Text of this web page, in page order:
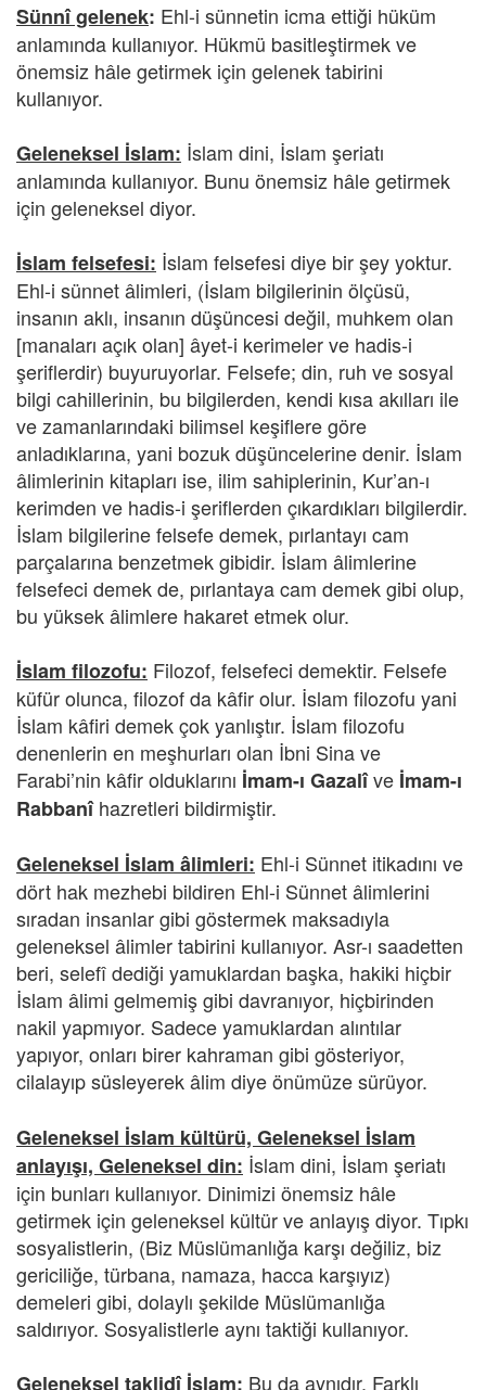
Sünnî gelenek: Ehl-i sünnetin icma ettiği hüküm
anlamında kullanıyor. Hükmü basitleştirmek ve
önemsiz hâle getirmek için gelenek tabirini
kullanıyor.
Geleneksel İslam: İslam dini, İslam şeriatı
anlamında kullanıyor. Bunu önemsiz hâle getirmek
için geleneksel diyor.
İslam felsefesi: İslam felsefesi diye bir şey yoktur.
Ehl-i sünnet âlimleri, (İslam bilgilerinin ölçüsü,
insanın aklı, insanın düşüncesi değil, muhkem olan
[manaları açık olan] âyet-i kerimeler ve hadis-i
şeriflerdir) buyuruyorlar. Felsefe; din, ruh ve sosyal
bilgi cahillerinin, bu bilgilerden, kendi kısa akılları ile
ve zamanlarındaki bilimsel keşiflere göre
anladıklarına, yani bozuk düşüncelerine denir. İslam
âlimlerinin kitapları ise, ilim sahiplerinin, Kur’an-ı
kerimden ve hadis-i şeriflerden çıkardıkları bilgilerdir.
İslam bilgilerine felsefe demek, pırlantayı cam
parçalarına benzetmek gibidir. İslam âlimlerine
felsefeci demek de, pırlantaya cam demek gibi olup,
bu yüksek âlimlere hakaret etmek olur.
İslam filozofu: Filozof, felsefeci demektir. Felsefe
küfür olunca, filozof da kâfir olur. İslam filozofu yani
İslam kâfiri demek çok yanlıştır. İslam filozofu
denenlerin en meşhurları olan İbni Sina ve
Farabi’nin kâfir olduklarını İmam-ı Gazalîve İmam-ı
Rabbanîhazretleri bildirmiştir.
Geleneksel İslam âlimleri: Ehl-i Sünnet itikadını ve
dört hak mezhebi bildiren Ehl-i Sünnet âlimlerini
sıradan insanlar gibi göstermek maksadıyla
geleneksel âlimler tabirini kullanıyor. Asr-ı saadetten
beri, selefî dediği yamuklardan başka, hakiki hiçbir
İslam âlimi gelmemiş gibi davranıyor, hiçbirinden
nakil yapmıyor. Sadece yamuklardan alıntılar
yapıyor, onları birer kahraman gibi gösteriyor,
cilalayıp süsleyerek âlim diye önümüze sürüyor.
Geleneksel İslam kültürü, Geleneksel İslam
anlayışı, Geleneksel din: İslam dini, İslam şeriatı
için bunları kullanıyor. Dinimizi önemsiz hâle
getirmek için geleneksel kültür ve anlayış diyor. Tıpkı
sosyalistlerin, (Biz Müslümanlığa karşı değiliz, biz
gericiliğe, türbana, namaza, hacca karşıyız)
demeleri gibi, dolaylı şekilde Müslümanlığa
saldırıyor. Sosyalistlerle aynı taktiği kullanıyor.
Geleneksel taklidî İslam: Bu da aynıdır. Farklı